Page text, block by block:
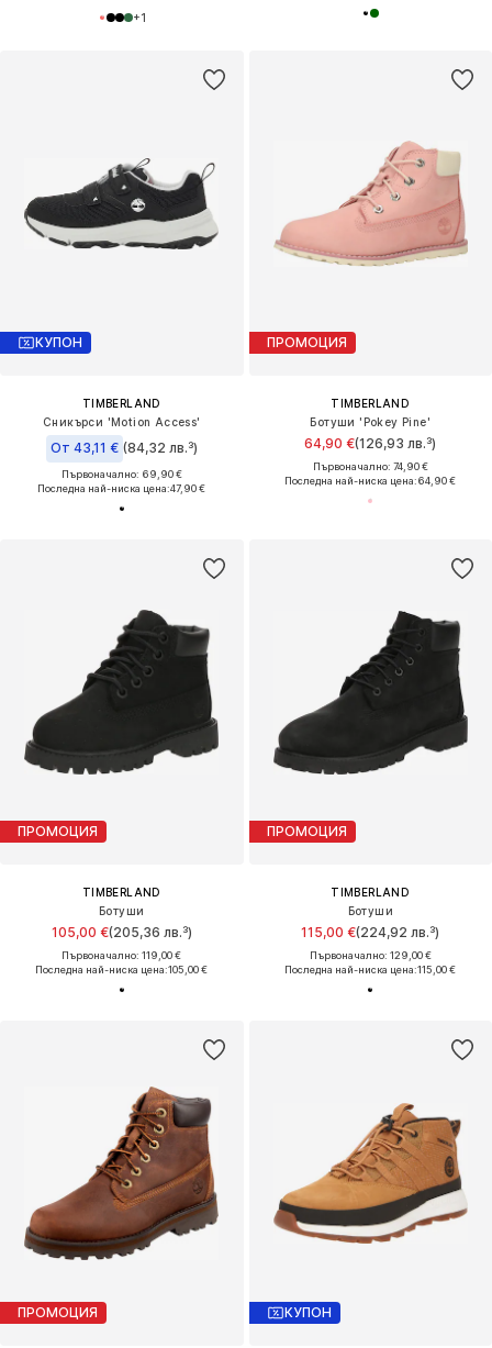
+1
КУПОН
TIMBERLAND
Сникърси 'Motion Access'
От 43,11 € (84,32 лв.³)
Първоначално: 69,90 €
Последна най-ниска цена:47,90 €
ПРОМОЦИЯ
TIMBERLAND
Ботуши 'Pokey Pine'
64,90 €(126,93 лв.³)
Първоначално: 74,90 €
Последна най-ниска цена:64,90 €
ПРОМОЦИЯ
TIMBERLAND
Ботуши
105,00 €(205,36 лв.³)
Първоначално: 119,00 €
Последна най-ниска цена:105,00 €
ПРОМОЦИЯ
TIMBERLAND
Ботуши
115,00 €(224,92 лв.³)
Първоначално: 129,00 €
Последна най-ниска цена:115,00 €
ПРОМОЦИЯ КУПОН